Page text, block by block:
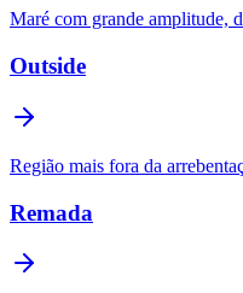
Maré com grande amplitude,
Outside
Região mais fora da
Remada